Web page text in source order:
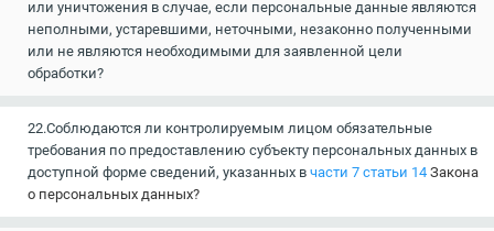
или уничтожения в случае, если персональные данные являются
неполными, устаревшими, неточными, незаконно полученными
или не являются необходимыми для заявленной цели
обработки?
22.Соблюдаются ли контролируемым лицом обязательные
требования по предоставлению субъекту персональных данных в
доступной форме сведений, указанных в части 7 статьи 14 Закона
о персональных данных?